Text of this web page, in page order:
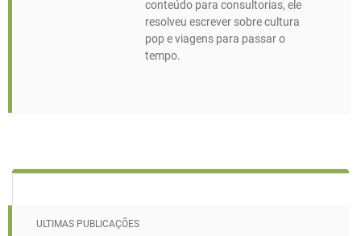
conteúdo para consultorias, ele
resolveu escrever sobre cultura
pop e viagens para passar o
tempo.
ULTIMAS PUBLICAÇÕES